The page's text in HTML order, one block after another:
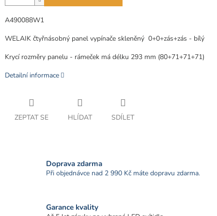
A490088W1
WELAIK čtyřnásobný panel vypínače skleněný 0+0+zás+zás - bílý
Krycí rozměry panelu - rámeček má délku 293 mm (80+71+71+71)
Detailní informace
ZEPTAT SE HLÍDAT SDÍLET
Doprava zdarma
Při objednávce nad 2 990 Kč máte dopravu zdarma.
Garance kvality